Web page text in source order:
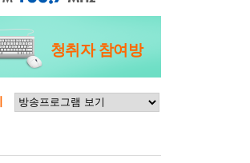
청취자 참여방